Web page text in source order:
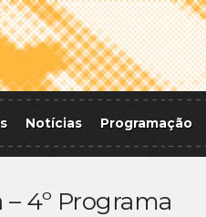
Notícias Programação
4º Programa